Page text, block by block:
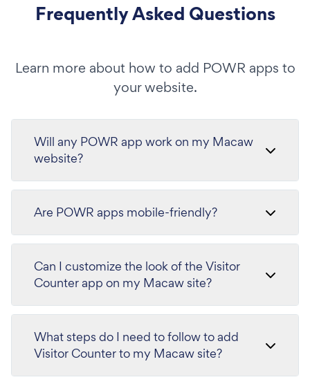
Frequently Asked Questions
Learn more about how to add POWR apps to
your website.
Will any POWR app work on my Macaw
website?
Are POWR apps mobile-friendly?
Can I customize the look of the Visitor
Counter app on my Macaw site?
What steps do I need to follow to add
Visitor Counter to my Macaw site?